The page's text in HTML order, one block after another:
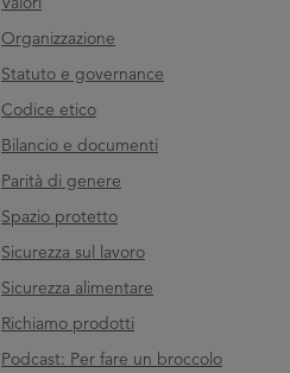
Organizzazione
Statuto e governance
Codice etico
Bilancio e documenti
Parità di genere
Spazio protetto
Sicurezza sul lavoro
Sicurezza alimentare
Richiamo prodotti
Podcast: Per fare un broccolo